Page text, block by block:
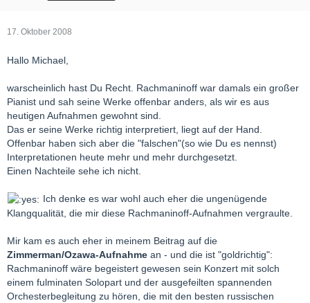
17. Oktober 2008
Hallo Michael,
warscheinlich hast Du Recht. Rachmaninoff war damals ein großer
Pianist und sah seine Werke offenbar anders, als wir es aus
heutigen Aufnahmen gewohnt sind.
Das er seine Werke richtig interpretiert, liegt auf der Hand.
Offenbar haben sich aber die "falschen"(so wie Du es nennst)
Interpretationen heute mehr und mehr durchgesetzt.
Einen Nachteile sehe ich nicht.
Ich denke es war wohl auch eher die ungenügende
Klangqualität, die mir diese Rachmaninoff-Aufnahmen vergraulte.
Mir kam es auch eher in meinem Beitrag auf die
Zimmerman/Ozawa-Aufnahme an - und die ist "goldrichtig":
Rachmaninoff wäre begeistert gewesen sein Konzert mit solch
einem fulminaten Solopart und der ausgefeilten spannenden
Orchesterbegleitung zu hören, die mit den besten russischen